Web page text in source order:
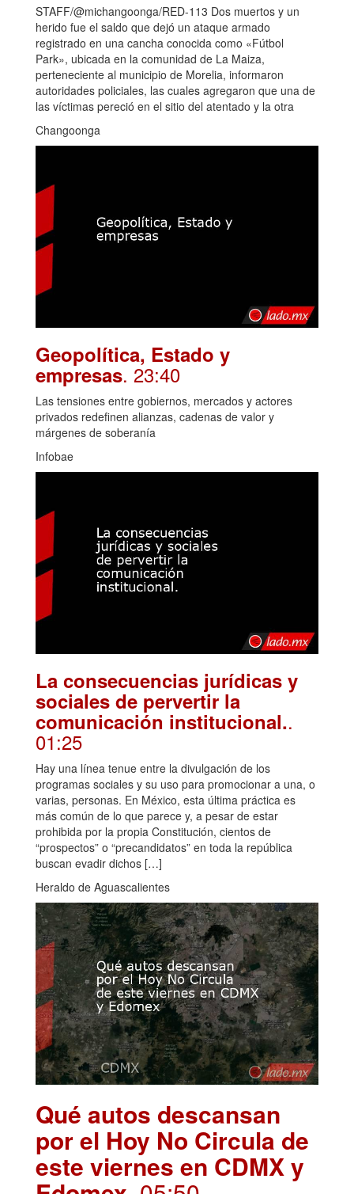
STAFF/@michangoonga/RED-113 Dos muertos y un
herido fue el saldo que dejó un ataque armado
registrado en una cancha conocida como «Fútbol
Park», ubicada en la comunidad de La Maiza,
perteneciente al municipio de Morelia, informaron
autoridades policiales, las cuales agregaron que una de
las víctimas pereció en el sitio del atentado y la otra
Changoonga
Geopolítica, Estado y
empresas. 23:40
Las tensiones entre gobiernos, mercados y actores
privados redefinen alianzas, cadenas de valor y
márgenes de soberanía
Infobae
La consecuencias jurídicas y
sociales de pervertir la
comunicación institucional..
01:25
Hay una línea tenue entre la divulgación de los
programas sociales y su uso para promocionar a una, o
varias, personas. En México, esta última práctica es
más común de lo que parece y, a pesar de estar
prohibida por la propia Constitución, cientos de
“prospectos” o “precandidatos” en toda la república
buscan evadir dichos […]
Heraldo de Aguascalientes
Qué autos descansan
por el Hoy No Circula de
este viernes en CDMX y